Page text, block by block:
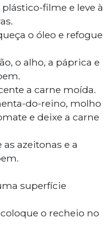
filme e leve à
o óleo e refogue
o alho, a páprica e
a carne moída.
do-reino, molho
e deixe a carne
azeitonas e a
superfície
o recheio no